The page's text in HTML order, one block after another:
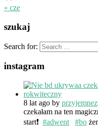
« cze
szukaj
Search for:
instagram
8 lat ago by
czekałam na ten
start❗️ #adwent #bo